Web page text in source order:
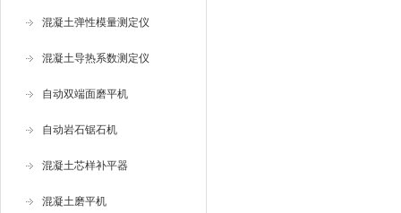
混凝土弹性模量测定仪
混凝土导热系数测定仪
自动双端面磨平机
自动岩石锯石机
混凝土芯样补平器
混凝土磨平机